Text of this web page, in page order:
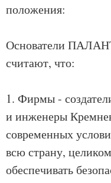
положения:
Основатели
считают, что:
1. Фирмы -
и инженеры
современных
всю страну,
обеспечивать